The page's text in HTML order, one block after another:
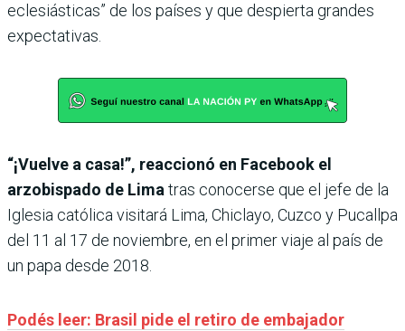
eclesiásticas” de los países y que despierta grandes
expectativas.
“¡Vuelve a casa!”, reaccionó en Facebook el
arzobispado de Limatras conocerse que el jefe de la
Iglesia católica visitará Lima, Chiclayo, Cuzco y Pucallpa
del 11 al 17 de noviembre, en el primer viaje al país de
un papa desde 2018.
Podés leer: Brasil pide el retiro de embajador